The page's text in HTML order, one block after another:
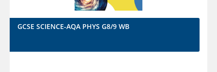
GCSE SCIENCE-AQA PHYS G8/9 WB